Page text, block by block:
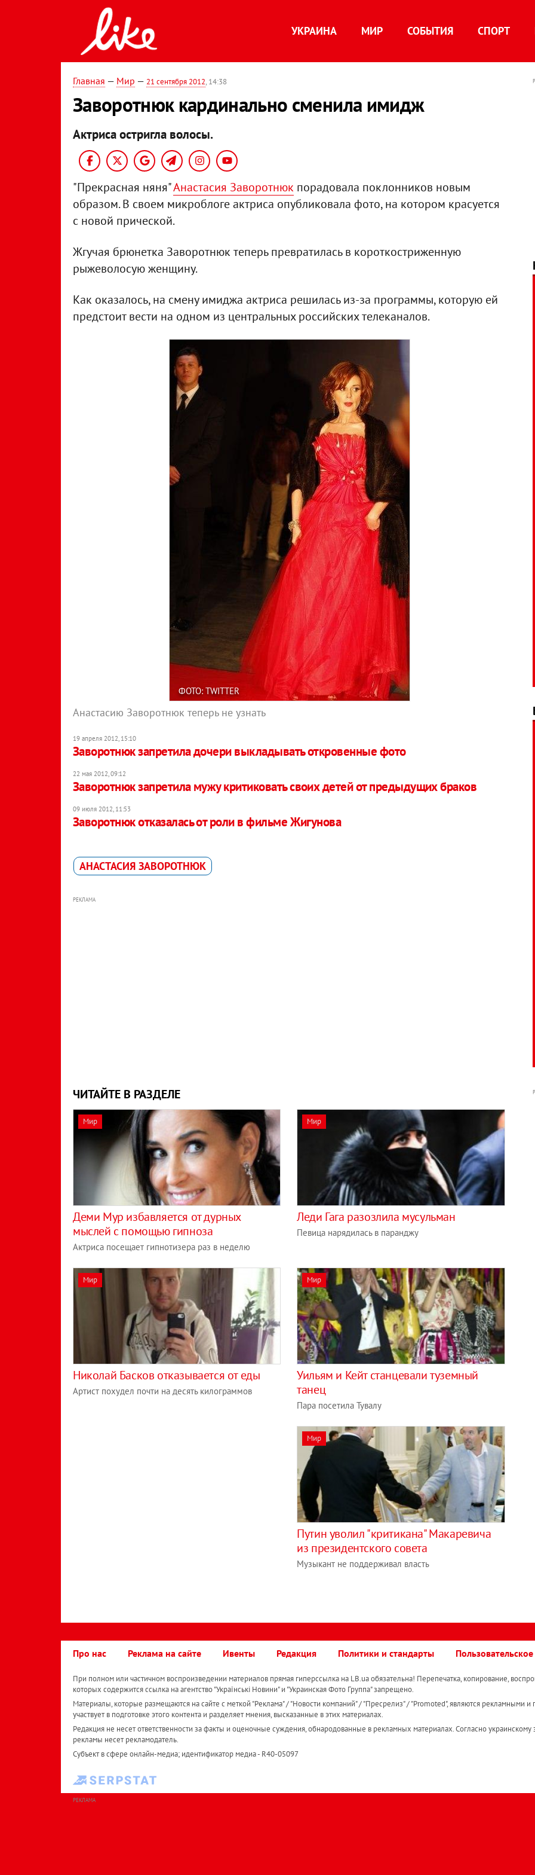
УКРАИНА МИР СОБЫТИЯ СПОРТ
Главная — Мир — 21 сентября 2012, 14:38
Заворотнюк кардинально сменила имидж
Актриса остригла волосы.
"Прекрасная няня"Анастасия Заворотнюк порадовала поклонников новым
образом. В своем микроблоге актриса опубликовала фото, на котором красуется
с новой прической.
Жгучая брюнетка Заворотнюк теперь превратилась в короткостриженную
рыжеволосую женщину.
Как оказалось, на смену имиджа актриса решилась из-за программы, которую ей
предстоит вести на одном из центральных российских телеканалов.
ФОТО: TWITTER
Анастасию Заворотнюк теперь не узнать
19 апреля 2012, 15:10
Заворотнюк запретила дочери выкладывать откровенные фото
22 мая 2012, 09:12
Заворотнюк запретила мужу критиковать своих детей от предыдущих браков
09 июля 2012, 11:53
Заворотнюк отказалась от роли в фильме Жигунова
АНАСТАСИЯ ЗАВОРОТНЮК
РЕКЛАМА
ЧИТАЙТЕ В РАЗДЕЛЕ
Мир
Деми Мур избавляется от дурных
мыслей с помощью гипноза
Актриса посещает гипнотизера раз в неделю
Мир
Леди Гага разозлила мусульман
Певица нарядилась в паранджу
Мир
Николай Басков отказывается от еды
Артист похудел почти на десять килограммов
Мир
Уильям и Кейт станцевали туземный
танец
Пара посетила Тувалу
Мир
Путин уволил "критикана" Макаревича
из президентского совета
Музыкант не поддерживал власть
Про нас Реклама на сайте Ивенты Редакция Политики и стандарты
При полном или частичном воспроизведении материалов прямая гиперссылка на LB.ua обязательна! Перепечатка, копирование,
которых содержится ссылка на агентство "Українськi Новини" и "Украинская Фото Группа" запрещено.
Материалы, которые размещаются на сайте с меткой "Реклама" / "Новости компаний" / "Пресрелиз" / "Promoted", являются рекламными и
участвует в подготовке этого контента и разделяет мнения, высказанные в этих материалах.
Редакция не несет ответственности за факты и оценочные суждения, обнародованные в рекламных материалах. Согласно украинскому
рекламы несет рекламодатель.
Субъект в сфере онлайн-медиа; идентификатор медиа - R40-05097
РЕКЛАМА